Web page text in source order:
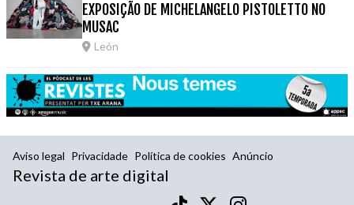
EXPOSIÇÃO DE MICHELANGELO PISTOLETTO NO
MUSAC
León
Aviso legal Privacidade Política de cookies Anúncio
Revista de arte digital